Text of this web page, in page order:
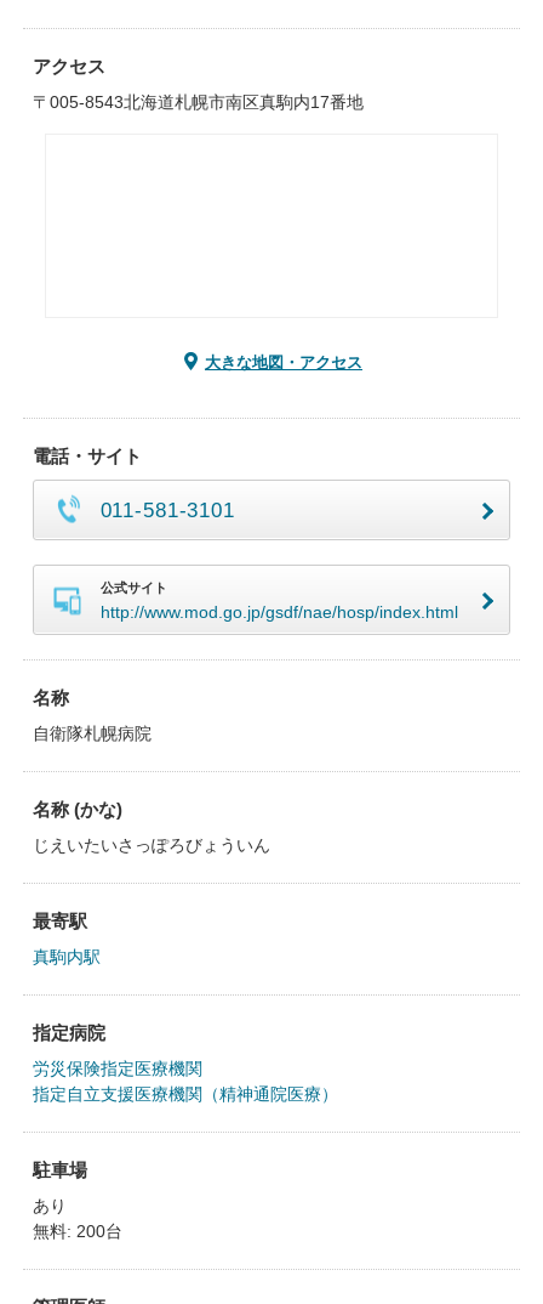
アクセス
〒005-8543北海道札幌市南区真駒内17番地
大きな地図・アクセス
電話・サイト
011-581-3101
公式サイト
http://www.mod.go.jp/gsdf/nae/hosp/index.html
名称
自衛隊札幌病院
名称 (かな)
じえいたいさっぽろびょういん
最寄駅
真駒内駅
指定病院
労災保険指定医療機関
指定自立支援医療機関（精神通院医療）
駐車場
あり
無料: 200台